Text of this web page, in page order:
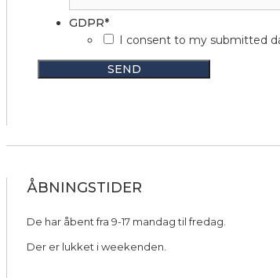
GDPR*
I consent to my submitted
ÅBNINGSTIDER
De har åbent fra 9-17 mandag til fredag.
Der er lukket i weekenden.